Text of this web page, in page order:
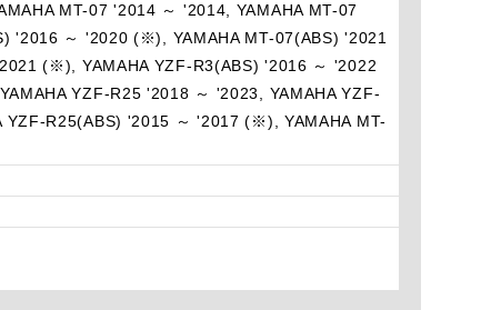
MT-07 '2014 ～ '2014, YAMAHA MT-07
'2016 ～ '2020 (※), YAMAHA MT-07(ABS) '2021
(※), YAMAHA YZF-R3(ABS) '2016 ～ '2022
YZF-R25 '2018 ～ '2023, YAMAHA YZF-
R25(ABS) '2015 ～ '2017 (※), YAMAHA MT-